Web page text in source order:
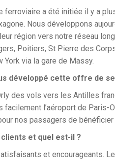
ferroviaire a été initiée il y a
Nous développons
région vers notre réseau
Poitiers, St Pierre des
York via la gare de Massy.
développé cette offre de
des vols vers les Antilles
l’aéroport de Paris-
nos passagers de
et quel est-il ?
et encourageants.